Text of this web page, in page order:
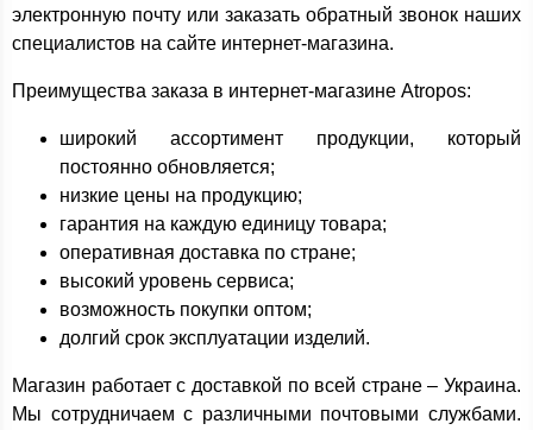
электронную почту или заказать обратный звонок наших
специалистов на сайте интернет-магазина.
Преимущества заказа в интернет-магазине Atropos:
широкий ассортимент продукции, который
постоянно обновляется;
низкие цены на продукцию;
гарантия на каждую единицу товара;
оперативная доставка по стране;
высокий уровень сервиса;
возможность покупки оптом;
долгий срок эксплуатации изделий.
Магазин работает с доставкой по всей стране – Украина.
Мы сотрудничаем с различными почтовыми службами.